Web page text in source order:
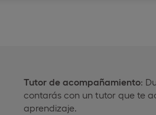
Tutor de acompañamiento:
contarás con un tutor que te
aprendizaje.